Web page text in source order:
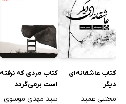
کتاب عاشقانه‌ای
دیگر
مجتبی عمید
کتاب مردی که نرفته
است برمی‌گردد
سید مهدی موسوی